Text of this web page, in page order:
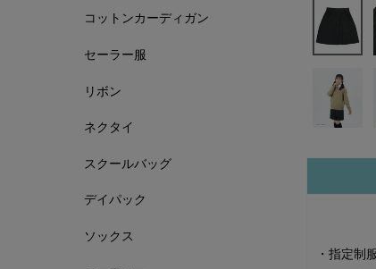
コットンカーディガン
セーラー服
リボン
ネクタイ
スクールバッグ
デイパック
ソックス
・指定制